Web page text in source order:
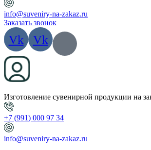
info@suveniry-na-zakaz.ru
Заказать звонок
Vk Vk
Изготовление сувенирной продукции на
+7 (991) 000 97 34
info@suveniry-na-zakaz.ru